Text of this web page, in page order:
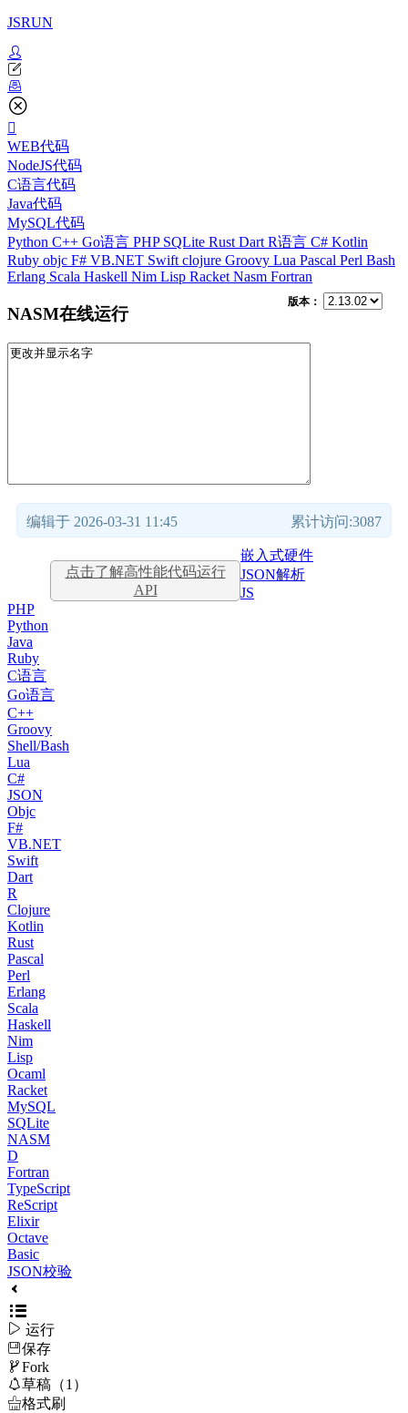
JSRUN
WEB代码
NodeJS代码
C语言代码
Java代码
MySQL代码
Python C++ Go语言 PHP SQLite Rust Dart R语言 C# Kotlin
Ruby objc F# VB.NET Swift clojure Groovy Lua Pascal Perl Bash
Erlang Scala Haskell Nim Lisp Racket Nasm Fortran
NASM在线运行
版本：
编辑于 2026-03-31 11:45 累计访问:3087
点击了解高性能代码运行
API
嵌入式硬件
JSON解析
JS
PHP
Python
Java
Ruby
C语言
Go语言
C++
Groovy
Shell/Bash
Lua
C#
JSON
Objc
F#
VB.NET
Swift
Dart
R
Clojure
Kotlin
Rust
Pascal
Perl
Erlang
Scala
Haskell
Nim
Lisp
Ocaml
Racket
MySQL
SQLite
NASM
D
Fortran
TypeScript
ReScript
Elixir
Octave
Basic
JSON校验
 运行
保存
Fork
草稿（1）
格式刷